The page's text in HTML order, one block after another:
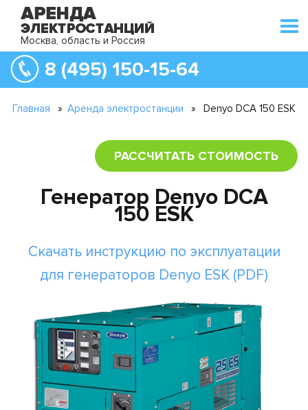
Москва, область и Россия
8 (495) 150-15-64
Главная » Аренда электростанции » Denyo DCA 150 ESK
РАССЧИТАТЬ СТОИМОСТЬ
Генератор Denyo DCA
150 ESK
Скачать инструкцию по эксплуатации
для генераторов Denyo ESK (PDF)